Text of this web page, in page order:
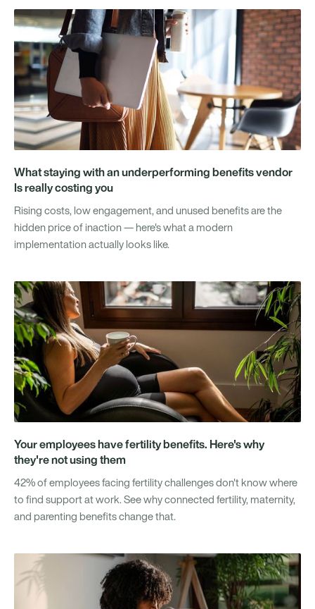
What staying with an underperforming benefits vendor
Is really costing you
Rising costs, low engagement, and unused benefits are the
hidden price of inaction — here's what a modern
implementation actually looks like.
Your employees have fertility benefits. Here's why
they're not using them
42% of employees facing fertility challenges don't know where
to find support at work. See why connected fertility, maternity,
and parenting benefits change that.